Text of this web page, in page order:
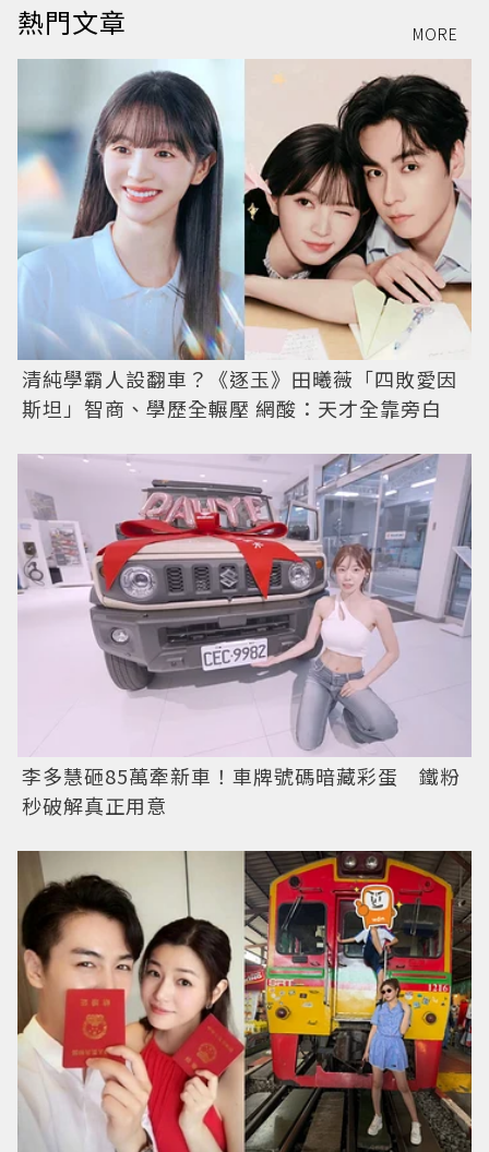
熱門文章 MORE
清純學霸人設翻車？《逐玉》田曦薇「四敗愛因
斯坦」智商、學歷全輾壓 網酸：天才全靠旁白
李多慧砸85萬牽新車！車牌號碼暗藏彩蛋 鐵粉
秒破解真正用意